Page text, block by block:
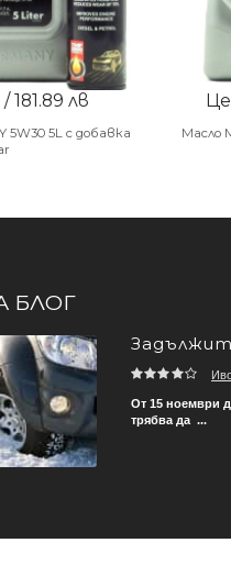
181.89 лв
5W30 5L с добавка
Масло
БЛОГ
От 15 ноември
трябва да ...